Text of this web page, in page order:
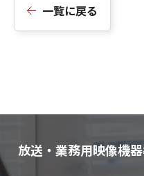
一覧に戻る
放送・業務用映像機